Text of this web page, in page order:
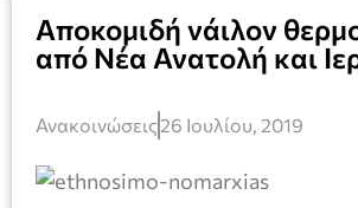
Αποκομιδή νάιλον
από Νέα Ανατολή και
Ανακοινώσεις 26 Ιουλίου, 2019